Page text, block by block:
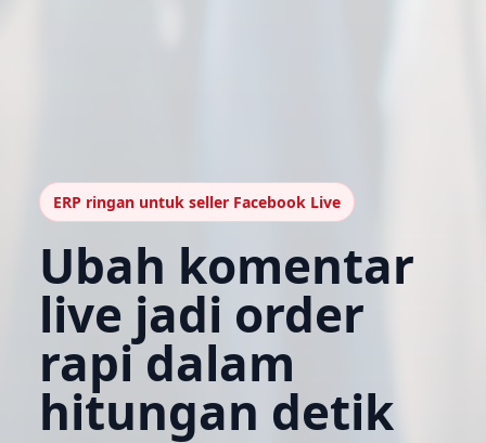
ERP ringan untuk seller Facebook Live
Ubah komentar
live jadi order
rapi dalam
hitungan detik